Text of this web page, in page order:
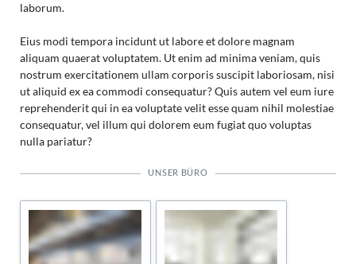
laborum.
Eius modi tempora incidunt ut labore et dolore magnam
aliquam quaerat voluptatem. Ut enim ad minima veniam, quis
nostrum exercitationem ullam corporis suscipit laboriosam, nisi
ut aliquid ex ea commodi consequatur? Quis autem vel eum iure
reprehenderit qui in ea voluptate velit esse quam nihil molestiae
consequatur, vel illum qui dolorem eum fugiat quo voluptas
nulla pariatur?
UNSER BÜRO